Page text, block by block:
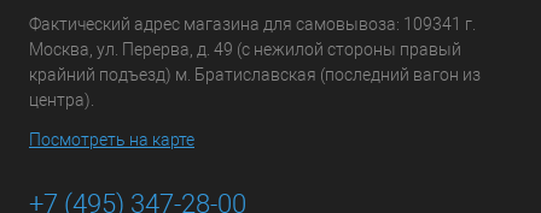
Фактический адрес магазина для самовывоза: 109341 г.
Москва, ул. Перерва, д. 49 (с нежилой стороны правый
крайний подъезд) м. Братиславская (последний вагон из
центра).
Посмотреть на карте
+7 (495) 347-28-00